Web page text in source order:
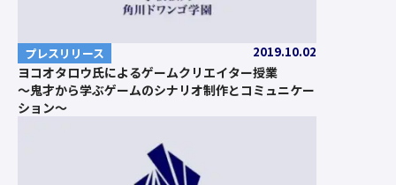
プレスリリース 2019.10.02
ヨコオタロウ氏によるゲームクリエイター授業
～鬼才から学ぶゲームのシナリオ制作とコミュニケー
ション～